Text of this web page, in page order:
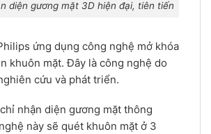
diện gương mặt 3D hiện đại, tiên tiến
ứng dụng công nghệ mở khóa
khuôn mặt. Đây là công nghệ do
cứu và phát triển.
nhận diện gương mặt thông
này sẽ quét khuôn mặt ở 3